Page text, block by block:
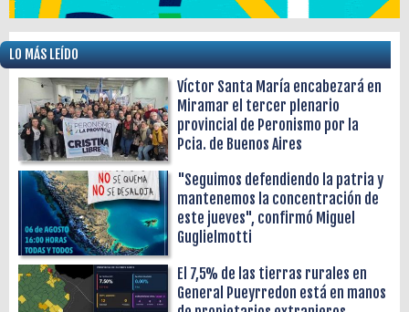
LO MÁS LEÍDO
Víctor Santa María encabezará en
Miramar el tercer plenario
provincial de Peronismo por la
Pcia. de Buenos Aires
"Seguimos defendiendo la patria y
mantenemos la concentración de
este jueves", confirmó Miguel
Guglielmotti
El 7,5% de las tierras rurales en
General Pueyrredon está en manos